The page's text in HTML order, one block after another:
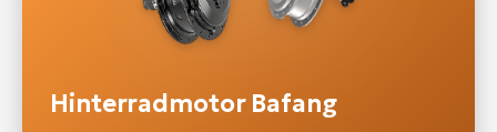
Hinterradmotor Bafang